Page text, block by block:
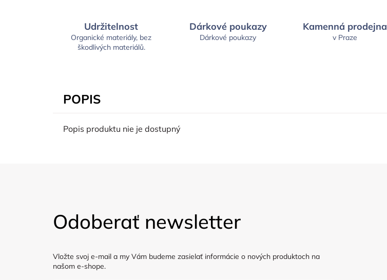
Udržitelnost
Organické materiály, bez
škodlivých materiálů.
Dárkové poukazy
Dárkové poukazy
Kamenná prodejna
v Praze
POPIS
Popis produktu nie je dostupný
Odoberať newsletter
Vložte svoj e-mail a my Vám budeme zasielať informácie o nových produktoch na
našom e-shope.